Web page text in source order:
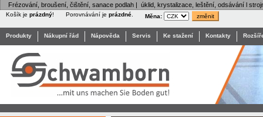
Frézování, broušení, čištění, sanace podlah | úklid, krystalizace, leštění, odsávání l
Košík je prázdný! Porovnávání je prázdné Měna:
Produkty Nákupní řád Nápověda Servis Ke stažení Kontakty